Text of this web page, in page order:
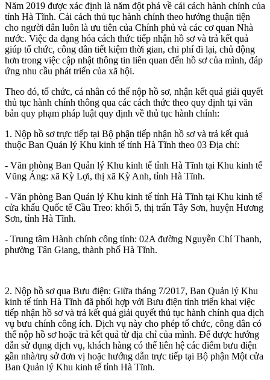
Năm 2019 được xác định là năm đột phá về cải cách hành chính của
tỉnh Hà Tĩnh. Cải cách thủ tục hành chính theo hướng thuận tiện
cho người dân luôn là ưu tiên của Chính phủ và các cơ quan Nhà
nước. Việc đa dạng hóa cách thức tiếp nhận hồ sơ và trả kết quả
giúp tổ chức, công dân tiết kiệm thời gian, chi phí đi lại, chủ động
hơn trong việc cập nhật thông tin liên quan đến hồ sơ của mình, đáp
ứng nhu cầu phát triển của xã hội.
Theo đó, tổ chức, cá nhân có thể nộp hồ sơ, nhận kết quả giải quyết
thủ tục hành chính thông qua các cách thức theo quy định tại văn
bản quy phạm pháp luật quy định về thủ tục hành chính:
1. Nộp hồ sơ trực tiếp tại Bộ phận tiếp nhận hồ sơ và trả kết quả
thuộc Ban Quản lý Khu kinh tế tỉnh Hà Tĩnh theo 03 Địa chỉ:
- Văn phòng Ban Quản lý Khu kinh tế tỉnh Hà Tĩnh tại Khu kinh tế
Vũng Áng: xã Kỳ Lợi, thị xã Kỳ Anh, tỉnh Hà Tĩnh.
- Văn phòng Ban Quản lý Khu kinh tế tỉnh Hà Tĩnh tại Khu kinh tế
cửa khẩu Quốc tế Cầu Treo: khối 5, thị trấn Tây Sơn, huyện Hương
Sơn, tỉnh Hà Tĩnh.
- Trung tâm Hành chính công tỉnh: 02A đường Nguyễn Chí Thanh,
phường Tân Giang, thành phố Hà Tĩnh.
2. Nộp hồ sơ qua Bưu điện: Giữa tháng 7/2017, Ban Quản lý Khu
kinh tế tỉnh Hà Tĩnh đã phối hợp với Bưu điện tỉnh triển khai việc
tiếp nhận hồ sơ và trả kết quả giải quyết thủ tục hành chính qua dịch
vụ bưu chính công ích. Dịch vụ này cho phép tổ chức, công dân có
thể nộp hồ sơ hoặc trả kết quả từ địa chỉ của mình. Để được hướng
dẫn sử dụng dịch vụ, khách hàng có thể liên hệ các điểm bưu điện
gần nhà/trụ sở đơn vị hoặc hướng dẫn trực tiếp tại Bộ phận Một cửa
Ban Quản lý Khu kinh tế tỉnh Hà Tĩnh.